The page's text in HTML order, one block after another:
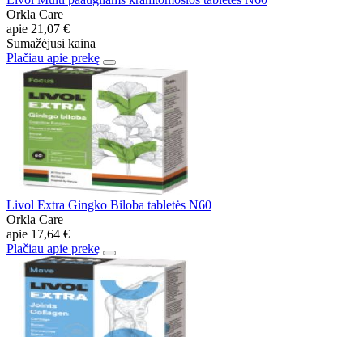
Orkla Care
apie 21,07 €
Sumažėjusi kaina
Plačiau apie prekę
Livol Extra Gingko Biloba tabletės N60
Orkla Care
apie 17,64 €
Plačiau apie prekę